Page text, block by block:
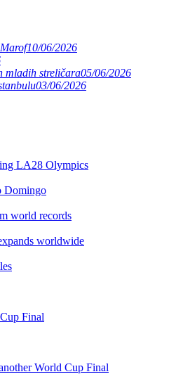
10/06/2026
mladih streličara05/06/2026
03/06/2026
LA28 Olympics
Domingo
world records
worldwide
Final
World Cup Final